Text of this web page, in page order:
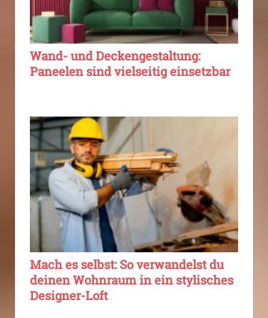
Wand- und Deckengestaltung:
Paneelen sind vielseitig einsetzbar
Mach es selbst: So verwandelst du
deinen Wohnraum in ein stylisches
Designer-Loft